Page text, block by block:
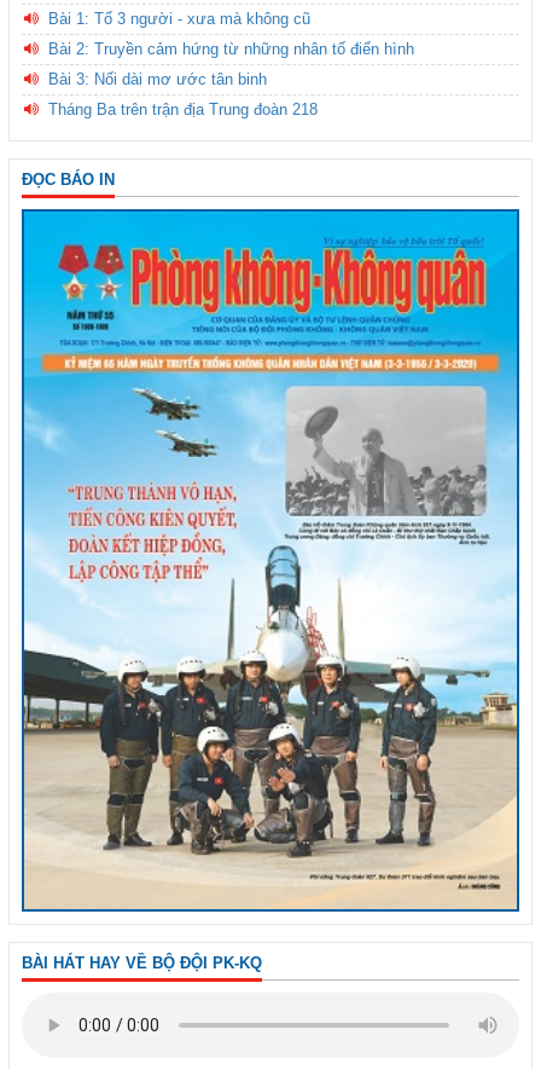
Bài 1: Tổ 3 người - xưa mà không cũ
Bài 2: Truyền cảm hứng từ những nhân tố điển hình
Bài 3: Nối dài mơ ước tân binh
Tháng Ba trên trận địa Trung đoàn 218
ĐỌC BÁO IN
BÀI HÁT HAY VỀ BỘ ĐỘI PK-KQ